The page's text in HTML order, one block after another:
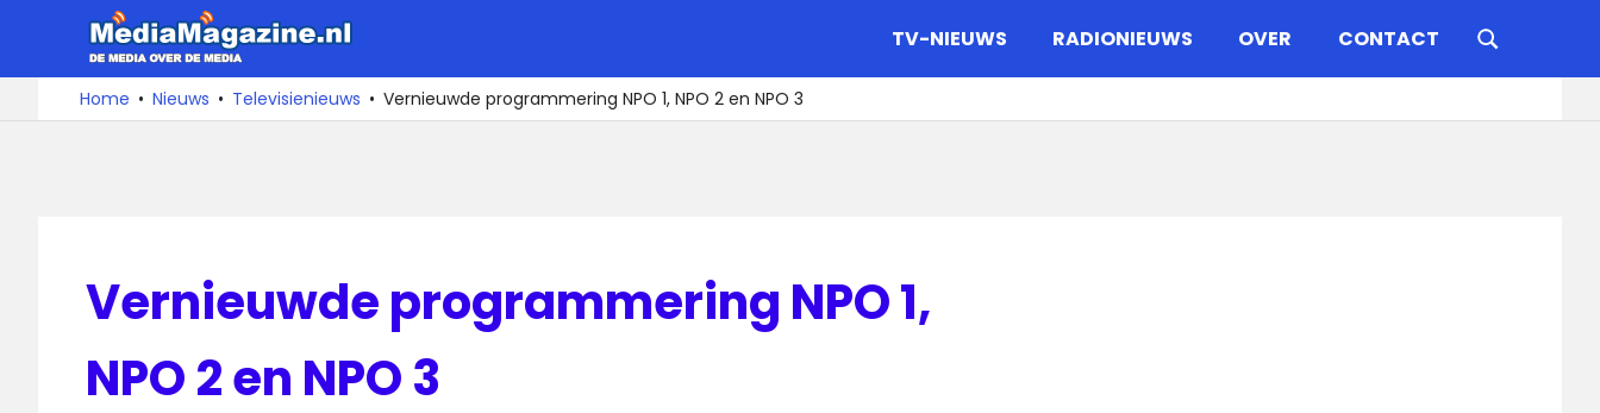
de
De
media
over
TV-NIEUWS RADIONIEUWS OVER CONTACT
Home Nieuws Televisienieuws Vernieuwde programmering NPO 1, NPO 2 en NPO 3
Vernieuwde programmering NPO 1,
NPO 2 en NPO 3